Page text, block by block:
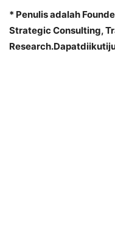
* Penulis adalah
Strategic Consulting,